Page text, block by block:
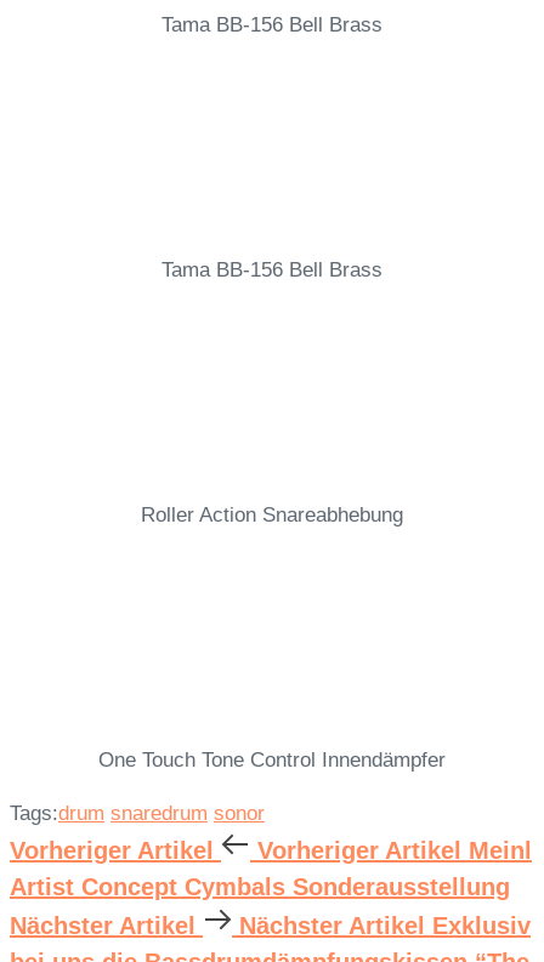
Tama BB-156 Bell Brass
Tama BB-156 Bell Brass
Roller Action Snareabhebung
One Touch Tone Control Innendämpfer
Tags:drum snaredrum sonor
Vorheriger Artikel Vorheriger Artikel Meinl
Artist Concept Cymbals Sonderausstellung
Nächster Artikel
Nächster Artikel Exklusiv